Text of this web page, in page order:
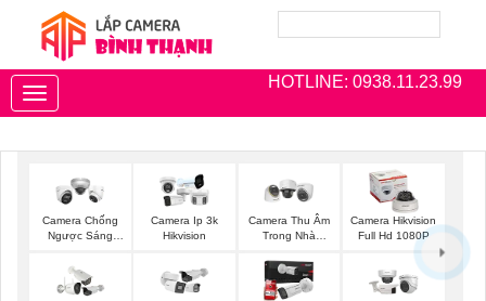
HOTLINE: 0938.11.23.99
Toggle
navigation
Camera Chống
Ngược Sáng
Camera Ip 3k
Hikvision
Camera Thu Âm
Trong Nhà
Camera Hikvision
Full Hd 1080P